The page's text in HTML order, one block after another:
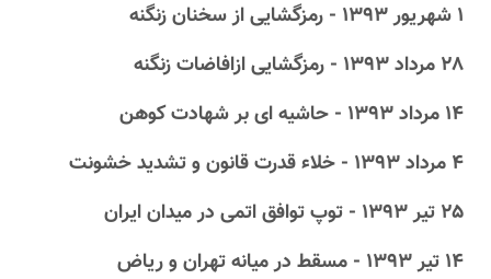
۱ شهریور ۱۳۹۳ - رمزگشایی از سخنان زنگنه
۲۸ مرداد ۱۳۹۳ - رمزگشایی ازافاضات زنگنه
۱۴ مرداد ۱۳۹۳ - حاشیه ای بر شهادت کوهن
۴ مرداد ۱۳۹۳ - خلاء قدرت قانون و تشدید خشونت
۲۵ تیر ۱۳۹۳ - توپ توافق اتمی در میدان ایران
۱۴ تیر ۱۳۹۳ - مسقط در میانه تهران و ریاض